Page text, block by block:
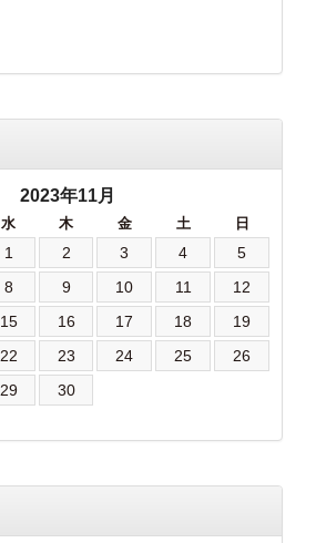
2023年11月
水 木 金 土 日
1 2 3 4
5
8 9 10 11
12
15 16 17 18
19
22 23 24 25
26
29
30